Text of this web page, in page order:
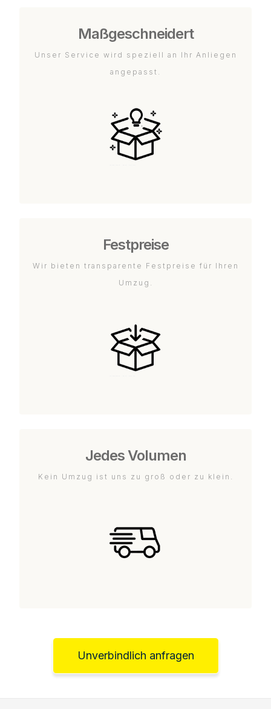
Maßgeschneidert
Unser Service wird speziell an Ihr Anliegen
angepasst.
Festpreise
Wir bieten transparente Festpreise für Ihren
Umzug.
Jedes Volumen
Kein Umzug ist uns zu groß oder zu klein.
Unverbindlich anfragen